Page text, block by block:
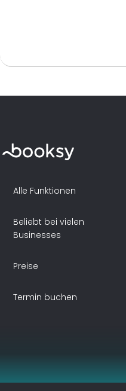
Alle Funktionen
Beliebt bei vielen
Businesses
Preise
Termin buchen